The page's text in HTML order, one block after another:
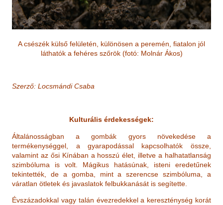
A csészék külső felületén, különösen a peremén, fiatalon jól
láthatók a fehéres szőrök (fotó: Molnár Ákos)
Szerző: Locsmándi Csaba
Kulturális érdekességek:
Általánosságban a gombák gyors növekedése a
termékenységgel, a gyarapodással kapcsolhatók össze,
valamint az ősi Kínában a hosszú élet, illetve a halhatatlanság
szimbóluma is volt. Mágikus hatásúnak, isteni eredetűnek
tekintették, de a gomba, mint a szerencse szimbóluma, a
váratlan ötletek és javaslatok felbukkanását is segítette.
Évszázadokkal vagy talán évezredekkel a kereszténység korát